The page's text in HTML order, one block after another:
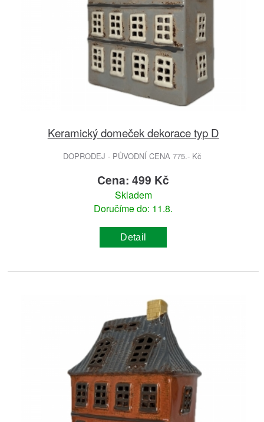
Keramický domeček dekorace typ D
DOPRODEJ - PŮVODNÍ CENA 775.- Kč
Cena: 499 Kč
Skladem
Doručíme do: 11.8.
Detail